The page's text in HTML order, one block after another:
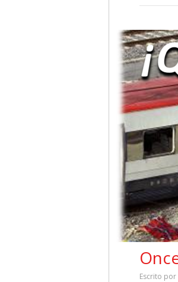
Escrito por